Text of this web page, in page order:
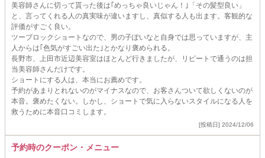
美容師さんに切って貰った後は｢めっちゃ良いじゃん！｣「その髪型良い」
と、言ってくれる人の真実味が違いますし、真似する人も出ます。客観的な
評価がすごく良い。
ツーブロックショートなので、男の子ぽいなと自身では思っていますが、主
人からは｢色気がすごい出た｣とかなり褒められる。
長野市、上田市近辺美容室はほとんど行きましたが、リピートで通うのは担
当美容師さんだけです。
ショートにする人は、本当にお薦めです。
予約があまりとれないのがマイナスなので、お客さんついて欲しくないのが
本音。褒めたくない。しかし、ショートで気に入らないスタイルになる人を
救うために本音口コミします。
[投稿日] 2024/12/06
予約時のクーポン・メニュー